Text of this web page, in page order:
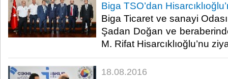
Biga TSO’dan
Biga Ticaret ve sanayi
Şadan Doğan ve
M. Rifat Hisarcıklıoğlu’nu
18.08.2016